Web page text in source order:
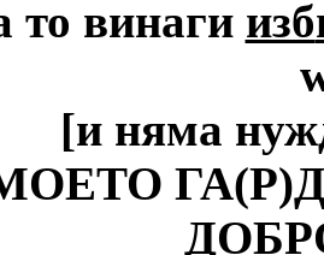
то винаги изб
[и няма